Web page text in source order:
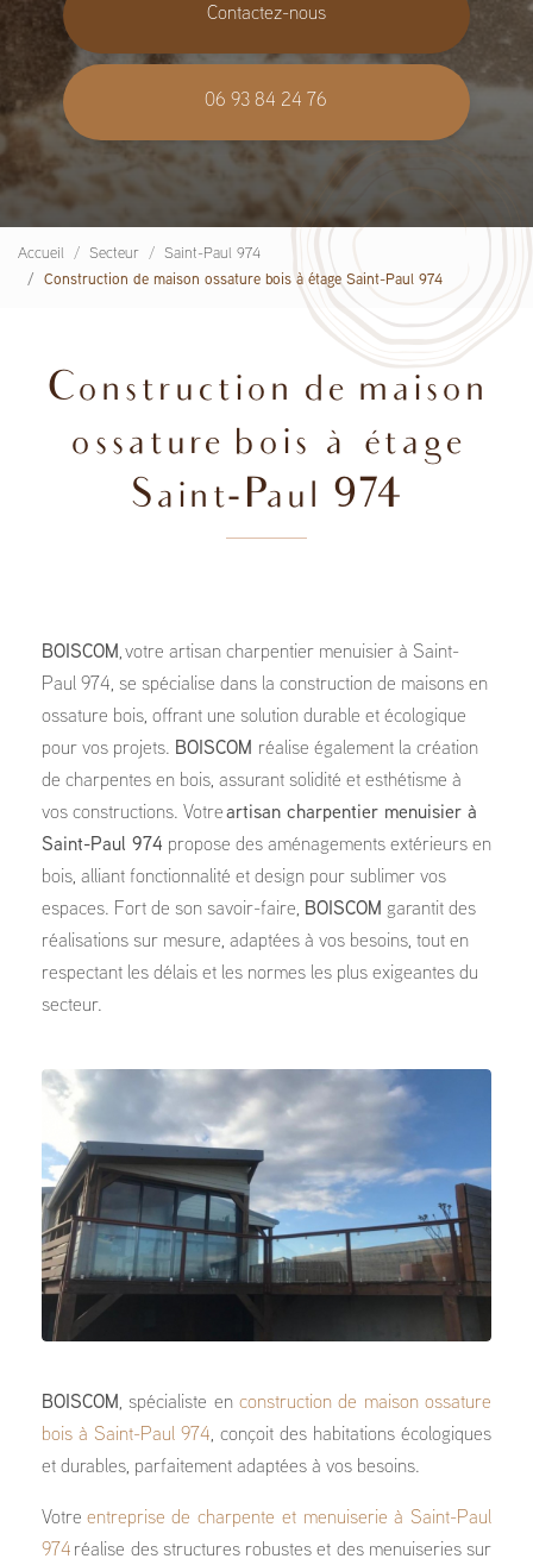
Contactez-nous
06 93 84 24 76
Accueil Secteur
Saint-Paul 974
Construction de maison ossature bois à étage Saint-Paul 974
Construction de maison
ossature bois à étage
Saint-Paul 974
BOISCOM, votre artisan charpentier menuisier à Saint-
Paul 974, se spécialise dans la construction de maisons en
ossature bois, offrant une solution durable et écologique
pour vos projets. BOISCOM réalise également la création
de charpentes en bois, assurant solidité et esthétisme à
vos constructions. Votre artisan charpentier menuisier à
Saint-Paul 974 propose des aménagements extérieurs en
bois, alliant fonctionnalité et design pour sublimer vos
espaces. Fort de son savoir-faire, BOISCOM garantit des
réalisations sur mesure, adaptées à vos besoins, tout en
respectant les délais et les normes les plus exigeantes du
secteur.
BOISCOM , spécialiste en construction de maison ossature
bois à Saint-Paul 974, conçoit des habitations écologiques
et durables, parfaitement adaptées à vos besoins.
Votre entreprise de charpente et menuiserie à Saint-Paul
974 réalise des structures robustes et des menuiseries sur